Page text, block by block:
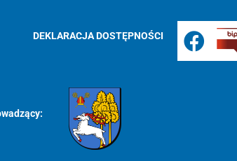
DEKLARACJA DOSTĘPNOŚCI